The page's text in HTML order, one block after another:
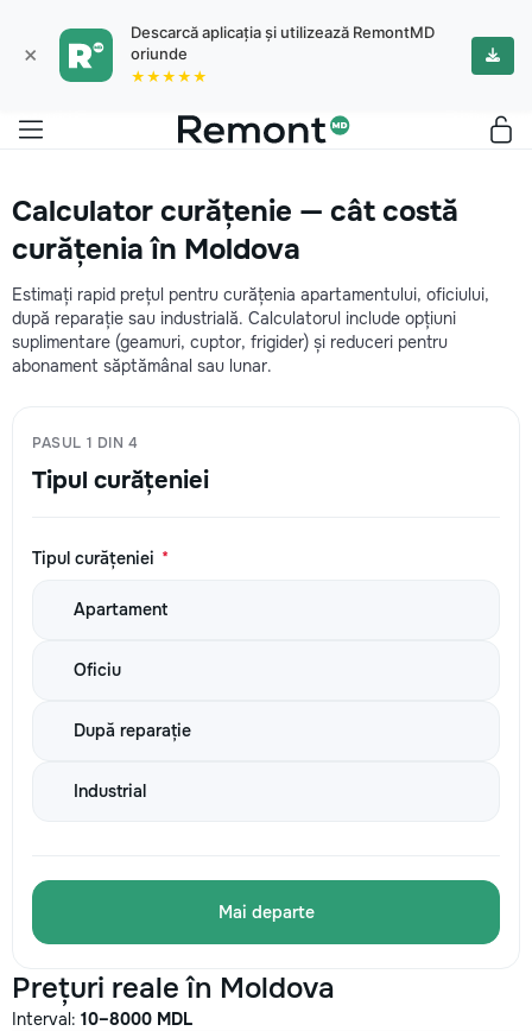
×
Descarcă aplicația și utilizează RemontMD
oriunde
★★★★★
Calculator curățenie — cât costă
curățenia în Moldova
Estimați rapid prețul pentru curățenia apartamentului, oficiului,
după reparație sau industrială. Calculatorul include opțiuni
suplimentare (geamuri, cuptor, frigider) și reduceri pentru
abonament săptămânal sau lunar.
PASUL 1 DIN 4
Tipul curățeniei
Tipul curățeniei *
Apartament
Oficiu
După reparație
Industrial
Mai departe
Prețuri reale în Moldova
Interval: 10–8000 MDL